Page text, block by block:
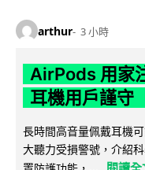
arthur 3 小時
AirPods 用家
耳機用戶謹守
長時間高音量佩戴耳機
大聽力受損警號，介紹